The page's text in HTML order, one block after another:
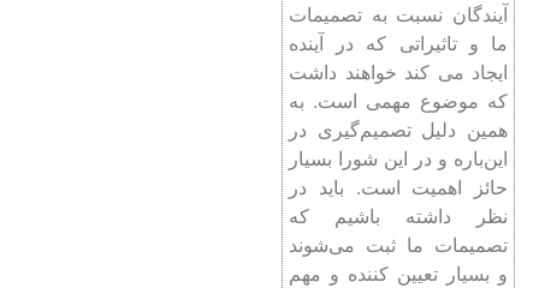
آیندگان نسبت به تصمیمات
ما و تاثیراتی که در آینده
ایجاد می کند خواهند داشت
که موضوع مهمی است. به
همین دلیل تصمیم‌گیری در
این‌باره و در این شورا بسیار
حائز اهمیت است. باید در
نظر داشته باشیم که
تصمیمات ما ثبت می‌شوند
و بسیار تعیین کننده و مهم